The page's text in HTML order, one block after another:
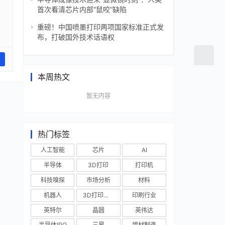
首次看清芯片内部“鼠咬”缺陷
重磅！中国喷墨打印两项国家标准正式发
布，打破国外技术话语权
本周热文
暂无内容
热门标签
人工智能 芯片
AI
半导体
3D打印
打印机
科技嗅探
市场分析
材料
机器人
3D打印技术
印刷行业
英特尔
晶圆
英伟达